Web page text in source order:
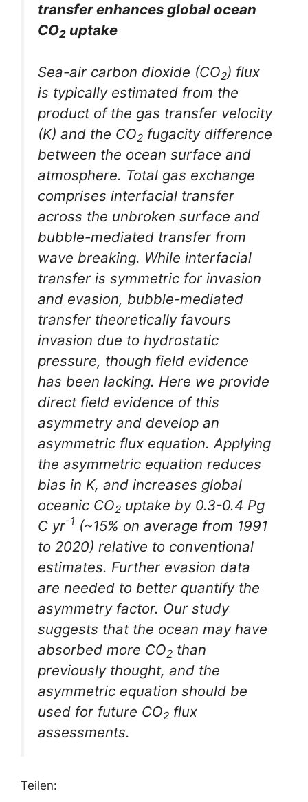
transfer enhances global ocean
CO2 uptake
Sea-air carbon dioxide (CO2) flux
is typically estimated from the
product of the gas transfer velocity
(K) and the CO2 fugacity difference
between the ocean surface and
atmosphere. Total gas exchange
comprises interfacial transfer
across the unbroken surface and
bubble-mediated transfer from
wave breaking. While interfacial
transfer is symmetric for invasion
and evasion, bubble-mediated
transfer theoretically favours
invasion due to hydrostatic
pressure, though field evidence
has been lacking. Here we provide
direct field evidence of this
asymmetry and develop an
asymmetric flux equation. Applying
the asymmetric equation reduces
bias in K, and increases global
oceanic CO2 uptake by 0.3-0.4 Pg
C yr-1 (~15% on average from 1991
to 2020) relative to conventional
estimates. Further evasion data
are needed to better quantify the
asymmetry factor. Our study
suggests that the ocean may have
absorbed more CO2 than
previously thought, and the
asymmetric equation should be
used for future CO2 flux
assessments.
Teilen: